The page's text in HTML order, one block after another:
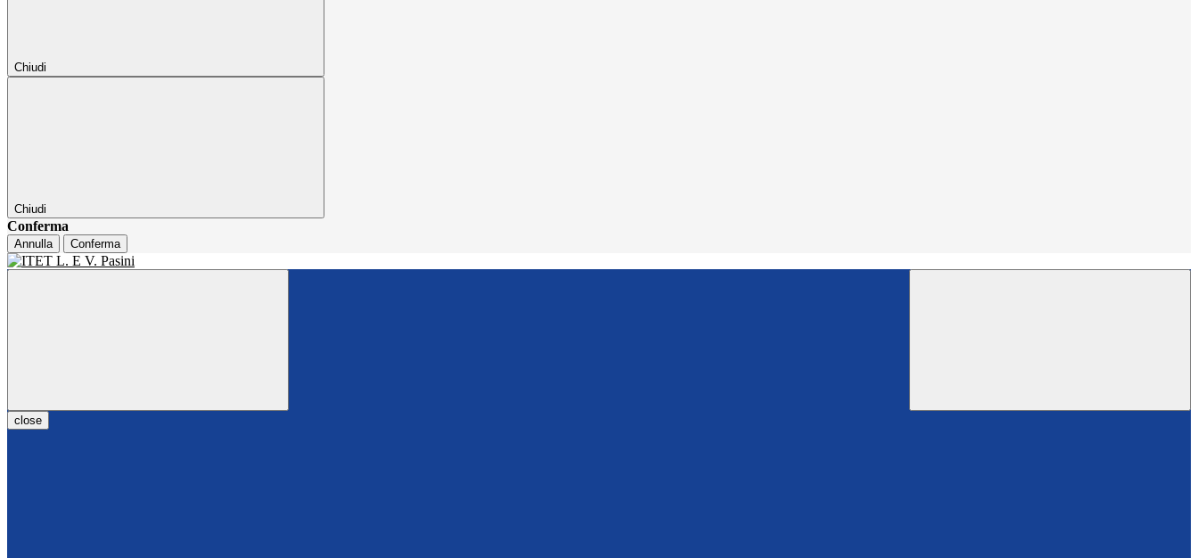
Chiudi
Chiudi
Conferma
Annulla Conferma
close